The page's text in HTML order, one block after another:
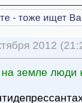
- тоже ищет
2012
земле люди